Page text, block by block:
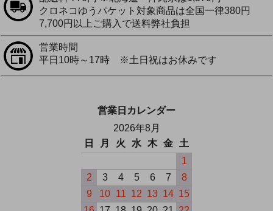
クロネコゆうパケット対象商品は全国一律380円
7,700円以上ご購入で送料弊社負担
営業時間
平日10時～17時 ※土日祝はお休みです
営業日カレンダー
2026年8月
日
月 火 水 木 金
土
1
2
3 4 5 6 7
8
9
10 11 12 13 14 15